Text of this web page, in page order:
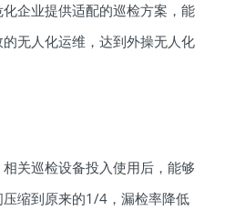
企业提供适配的巡检方案，能
无人化运维，达到外操无人化
关巡检设备投入使用后，能够
缩到原来的1/4，漏检率降低